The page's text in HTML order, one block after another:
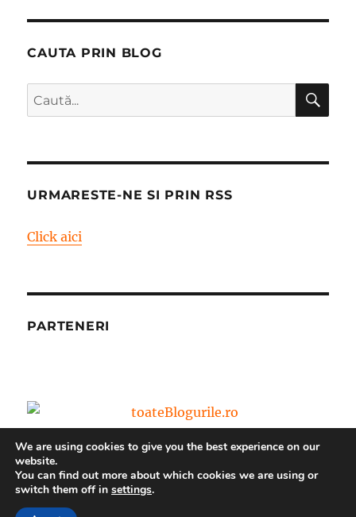
CAUTA PRIN BLOG
Caută
după:
URMARESTE-NE SI PRIN RSS
Click aici
PARTENERI
Blog – World Vision Romania
We are using cookies to give you the best experience on our
website.
You can find out more about which cookies we are using or
switch them off in settings.